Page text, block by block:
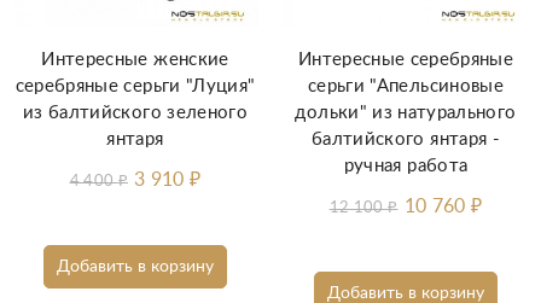
Добавить в корзину
Интересные женские
серебряные серьги "Луция"
из балтийского зеленого
янтаря
4 400₽ 3 910₽
Добавить в корзину
Интересные серебряные
серьги "Апельсиновые
дольки" из натурального
балтийского янтаря -
ручная работа
12 100₽ 10 760 ₽